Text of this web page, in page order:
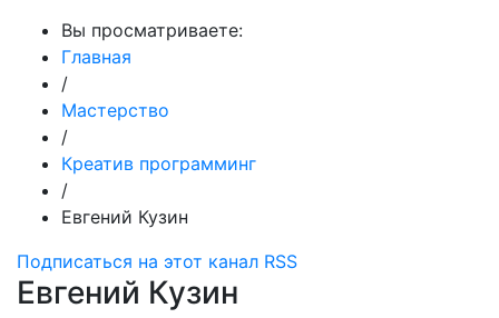
Вы просматриваете:
Главная
/
Мастерство
/
Креатив программинг
/
Евгений Кузин
Подписаться на этот канал RSS
Евгений Кузин